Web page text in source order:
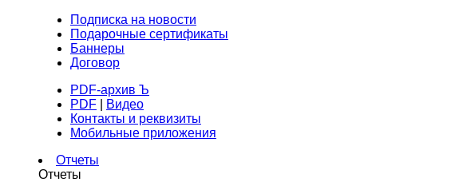
Подписка на новости
Подарочные сертификаты
Баннеры
Договор
PDF-архив Ъ
PDF
Видео
Контакты и реквизиты
Мобильные приложения
Отчеты
Отчеты